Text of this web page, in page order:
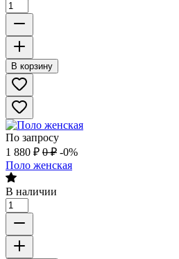
В корзину
По запросу
1 880 ₽ 0 ₽ -0%
Поло женская
В наличии